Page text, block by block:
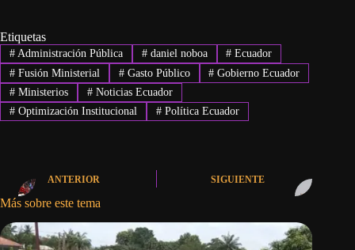
Etiquetas
#Administración Pública #daniel noboa # Ecuador
#Fusión Ministerial #Gasto Público # Gobierno Ecuador
#Ministerios #Noticias Ecuador
#Optimización Institucional #Política Ecuador
ANTERIOR SIGUIENTE
Más sobre este tema